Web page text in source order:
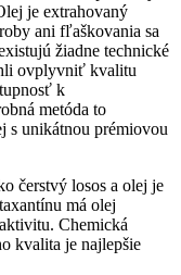
je extrahovaný
ani fľaškovania sa
žiadne technické
ovplyvniť kvalitu
k
metóda to
s unikátnou prémiovou
čerstvý losos a olej je
má olej
Chemická
kvalita je najlepšie